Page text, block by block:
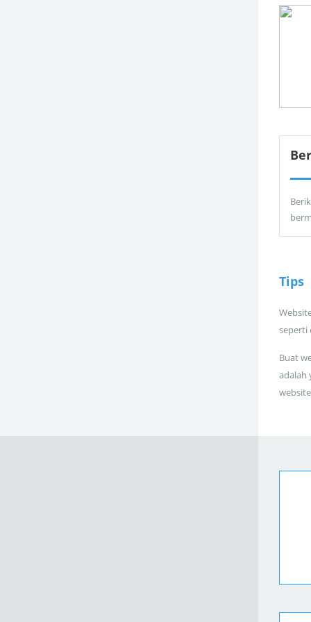
Tips
seperti
Buat
adalah